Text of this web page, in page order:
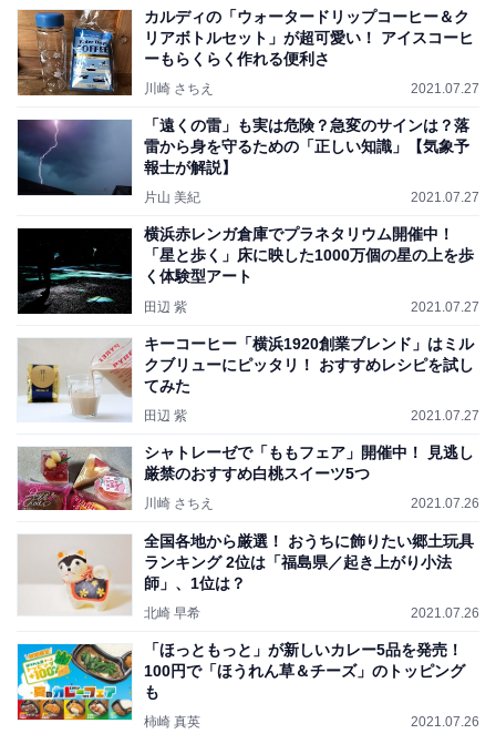
カルディの「ウォータードリップコーヒー＆ク
リアボトルセット」が超可愛い！ アイスコーヒ
ーもらくらく作れる便利さ
川崎 さちえ 2021.07.27
「遠くの雷」も実は危険？急変のサインは？落
雷から身を守るための「正しい知識」【気象予
報士が解説】
片山 美紀 2021.07.27
横浜赤レンガ倉庫でプラネタリウム開催中！
「星と歩く」床に映した1000万個の星の上を歩
く体験型アート
田辺 紫 2021.07.27
キーコーヒー「横浜1920創業ブレンド」はミル
クブリューにピッタリ！ おすすめレシピを試し
てみた
田辺 紫 2021.07.27
シャトレーゼで「ももフェア」開催中！ 見逃し
厳禁のおすすめ白桃スイーツ5つ
川崎 さちえ 2021.07.26
全国各地から厳選！ おうちに飾りたい郷土玩具
ランキング 2位は「福島県／起き上がり小法
師」、1位は？
北崎 早希 2021.07.26
「ほっともっと」が新しいカレー5品を発売！
100円で「ほうれん草＆チーズ」のトッピング
も
柿崎 真英 2021.07.26